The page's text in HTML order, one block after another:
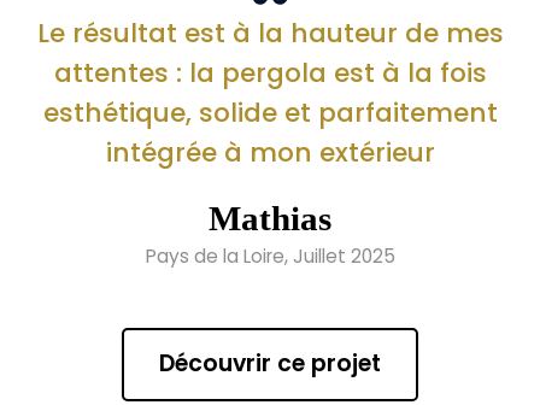
Le résultat est à la hauteur de mes
attentes : la pergola est à la fois
esthétique, solide et parfaitement
intégrée à mon extérieur
Mathias
Pays de la Loire, Juillet 2025
Découvrir ce projet